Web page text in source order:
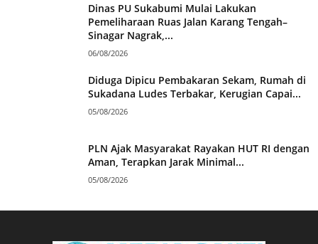
Dinas PU Sukabumi Mulai Lakukan
Pemeliharaan Ruas Jalan Karang Tengah–
Sinagar Nagrak,...
06/08/2026
Diduga Dipicu Pembakaran Sekam, Rumah di
Sukadana Ludes Terbakar, Kerugian Capai...
05/08/2026
PLN Ajak Masyarakat Rayakan HUT RI dengan
Aman, Terapkan Jarak Minimal...
05/08/2026